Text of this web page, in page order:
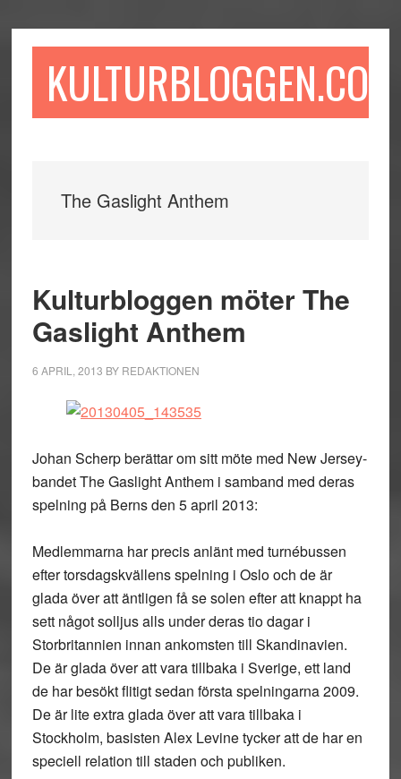
till
till
sidofältet
till
KULTURBLOGGEN.COM
The Gaslight Anthem
Kulturbloggen möter The
Gaslight Anthem
6 APRIL, 2013 BY REDAKTIONEN
Johan Scherp berättar om sitt möte med New Jersey-
bandet The Gaslight Anthem i samband med deras
spelning på Berns den 5 april 2013:
Medlemmarna har precis anlänt med turnébussen
efter torsdagskvällens spelning i Oslo och de är
glada över att äntligen få se solen efter att knappt ha
sett något solljus alls under deras tio dagar i
Storbritannien innan ankomsten till Skandinavien.
De är glada över att vara tillbaka i Sverige, ett land
de har besökt flitigt sedan första spelningarna 2009.
De är lite extra glada över att vara tillbaka i
Stockholm, basisten Alex Levine tycker att de har en
speciell relation till staden och publiken.